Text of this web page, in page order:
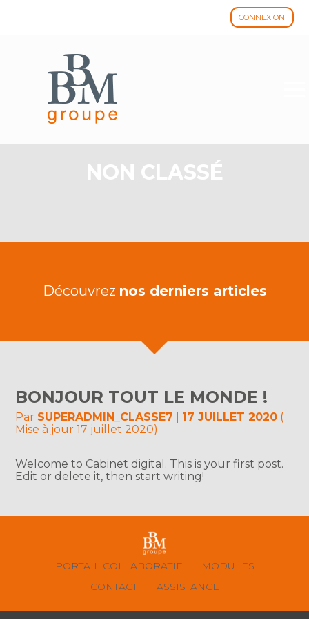
CONNEXION
NON CLASSÉ
Découvrez nos derniers articles
BONJOUR TOUT LE MONDE !
Par SUPERADMIN_CLASSE7 17 JUILLET 2020 (
Mise à jour 17 juillet 2020)
Welcome to Cabinet digital. This is your first post.
Edit or delete it, then start writing!
FooterPORTAIL COLLABORATIF
MODULES
CONTACT
ASSISTANCE